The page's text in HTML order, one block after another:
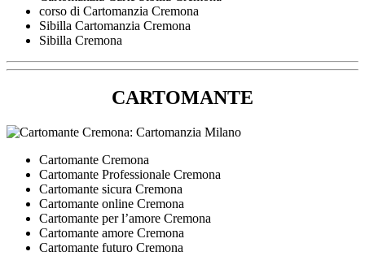
corso di Cartomanzia Cremona
Sibilla Cartomanzia Cremona
Sibilla Cremona
CARTOMANTE
Cartomante Cremona
Cartomante Professionale Cremona
Cartomante sicura Cremona
Cartomante online Cremona
Cartomante per l’amore Cremona
Cartomante amore Cremona
Cartomante futuro Cremona